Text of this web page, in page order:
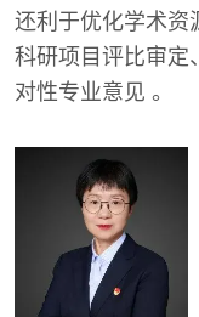
还利于优化学术资
科研项目评比审定
对性专业意见 。